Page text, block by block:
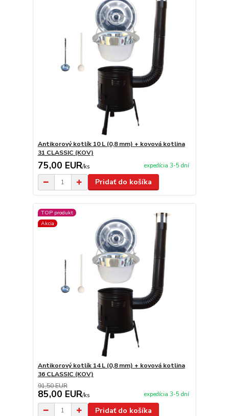
Antikorový kotlík 10 L (0,8 mm) + kovová kotlina
31 CLASSIC (KOV)
75,00 EUR/ks expedícia 3-5 dní
Pridať do košíka
TOP produkt
Akcia
Antikorový kotlík 14 L (0,8 mm) + kovová kotlina
36 CLASSIC (KOV)
91,50 EUR
85,00 EUR/ks expedícia 3-5 dní
Pridať do košíka